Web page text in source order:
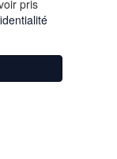
pris